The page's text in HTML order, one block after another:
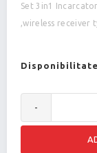
Set 3in1
,wireless receiver
-